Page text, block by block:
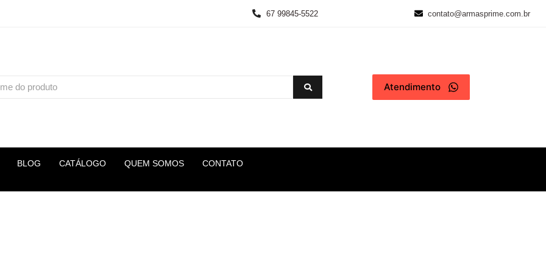
67 99845-5522 contato@armasprime.com.br
Atendimento
BLOG CATÁLOGO QUEM SOMOS CONTATO